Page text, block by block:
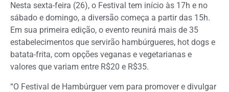
Nesta sexta-feira (26), o Festival tem início às 17h e no
sábado e domingo, a diversão começa a partir das 15h.
Em sua primeira edição, o evento reunirá mais de 35
estabelecimentos que servirão hambúrgueres, hot dogs e
batata-frita, com opções veganas e vegetarianas e
valores que variam entre R$20 e R$35.
“O Festival de Hambúrguer vem para promover e divulgar